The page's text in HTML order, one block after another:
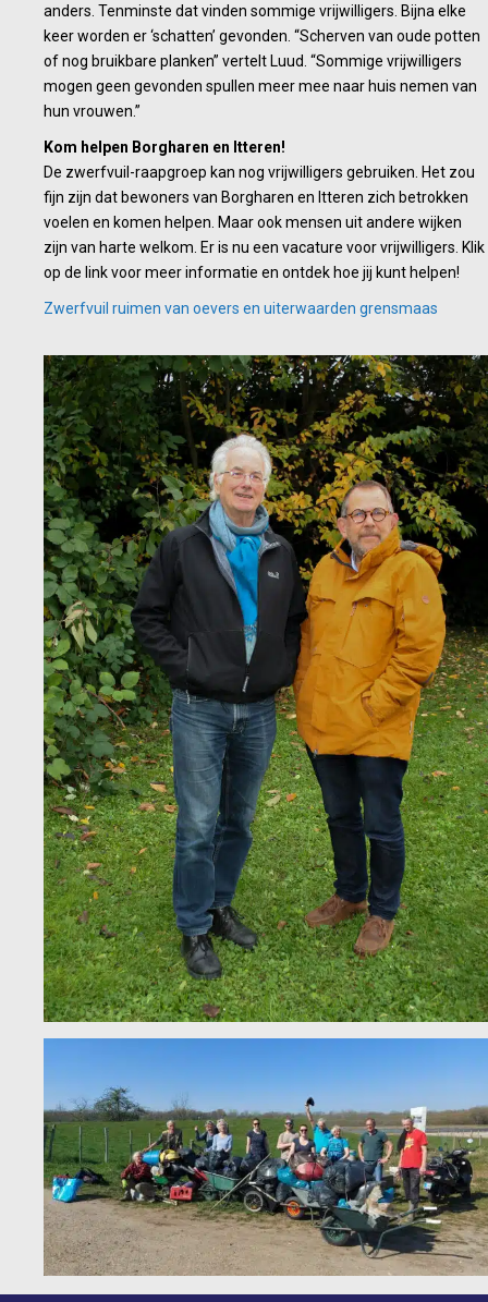
anders. Tenminste dat vinden sommige vrijwilligers. Bijna elke
keer worden er ‘schatten’ gevonden. “Scherven van oude potten
of nog bruikbare planken” vertelt Luud. “Sommige vrijwilligers
mogen geen gevonden spullen meer mee naar huis nemen van
hun vrouwen.”
Kom helpen Borgharen en Itteren!
De zwerfvuil-raapgroep kan nog vrijwilligers gebruiken. Het zou
fijn zijn dat bewoners van Borgharen en Itteren zich betrokken
voelen en komen helpen. Maar ook mensen uit andere wijken
zijn van harte welkom. Er is nu een vacature voor vrijwilligers. Klik
op de link voor meer informatie en ontdek hoe jij kunt helpen!
Zwerfvuil ruimen van oevers en uiterwaarden grensmaas